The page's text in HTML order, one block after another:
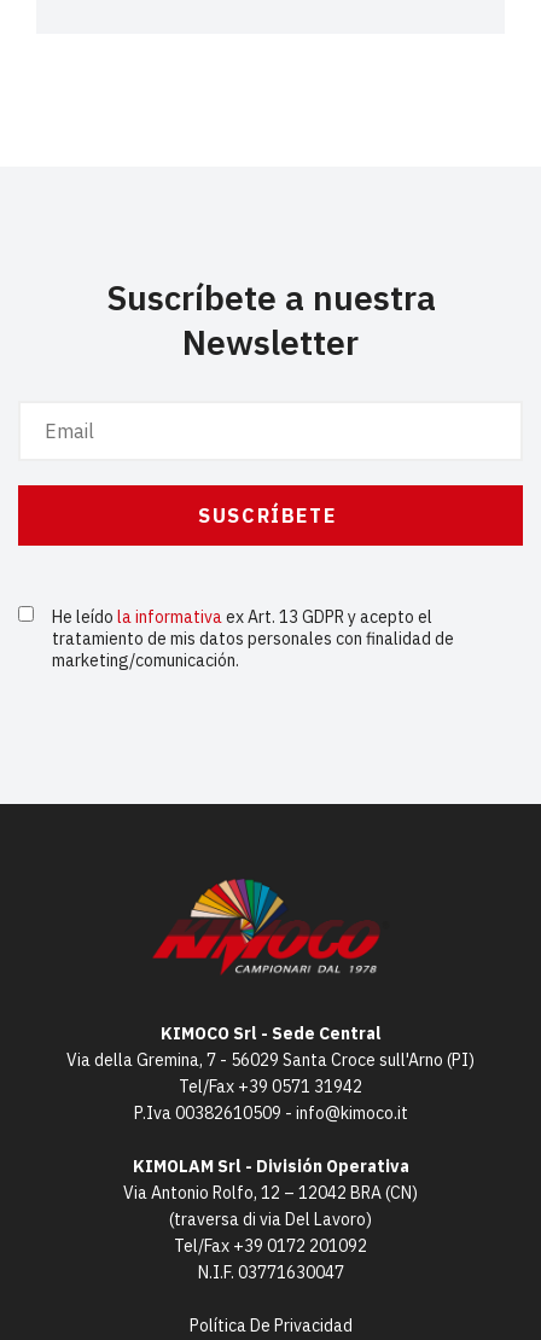
Suscríbete a nuestra
Newsletter
He leído la informativaex Art. 13 GDPR y acepto el
tratamiento de mis datos personales con finalidad de
marketing/comunicación.
KIMOCO Srl - Sede Central
Via della Gremina, 7 - 56029 Santa Croce sull'Arno (PI)
Tel/Fax +39 0571 31942
P.Iva 00382610509 - info@kimoco.it
KIMOLAM Srl - División Operativa
Via Antonio Rolfo, 12 – 12042 BRA (CN)
(traversa di via Del Lavoro)
Tel/Fax +39 0172 201092
N.I.F. 03771630047
Política De Privacidad